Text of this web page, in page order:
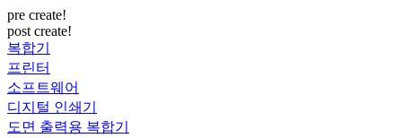
pre create!
post create!
복합기
프린터
소프트웨어
디지털 인쇄기
도면 출력용 복합기